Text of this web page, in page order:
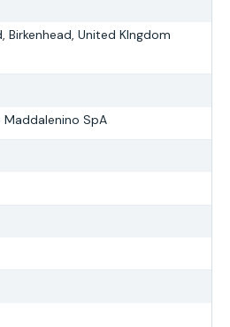
Birkenhead, United KIngdom
Maddalenino SpA